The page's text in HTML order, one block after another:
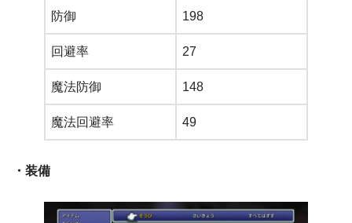
防御 198
回避率 27
魔法防御 148
魔法回避率 49
・装備